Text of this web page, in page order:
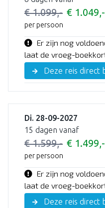
€ 1.099,- € 1.049,-
per persoon
Er zijn nog
laat de vroeg-
Deze reis direct
Di. 28-09-2027
15 dagen vanaf
€ 1.599,- € 1.499,-
per persoon
Er zijn nog
laat de vroeg-
Deze reis direct